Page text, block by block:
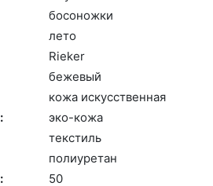
бо­сонож­ки
ле­то
Ri­eker
бе­жевый
ко­жа ис­кусс­твен­ная
эко-ко­жа
текс­тиль
по­ли­уре­тан
50